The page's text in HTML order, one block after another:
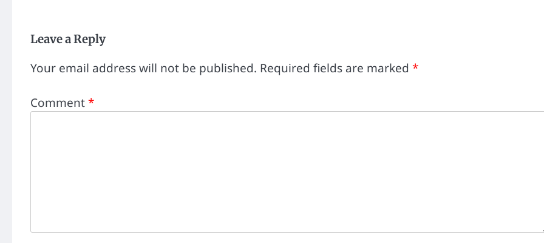
Leave a Reply
Your email address will not be published. Required fields are marked *
Comment*